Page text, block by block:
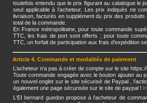
toutefois entendu que le prix figurant au catalogue le
seul applicable à l’acheteur. Les prix indiqués ne
livraison, facturés en supplément du prix des
total de la commande.
En France métropolitaine, pour toute commande
TTC, les frais de port sont offerts ; pour toute
TTC, un forfait de participation aux frais d’expédition
Article 4. Commande et modalités de paiement
L’acheteur n'a pas à créer de compte sur le site
Toute commande engagée avec le bouton ajouter au
un nouvel onglet sur le site sécurisé de Paypal ,
également une page sécurisée sur le site de paypal !
L'EI bernard guedon propose à l’acheteur de